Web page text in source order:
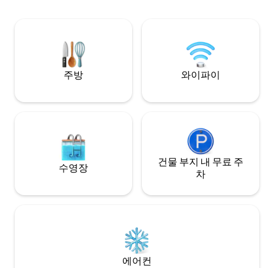
주방 와이파이
수영장
건물 부지 내 무료 주
차
에어컨